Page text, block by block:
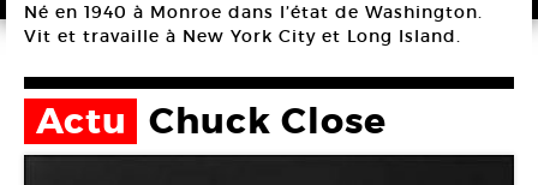
Né en 1940 à Monroe dans l’état de Washington.
Vit et travaille à New York City et Long Island.
Actu Chuck Close